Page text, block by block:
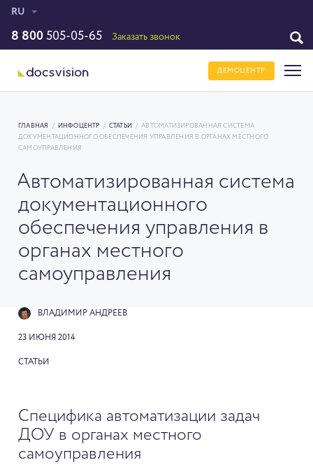
RU
8 800 505-05-65 Заказать звонок
ДЕМОЦЕНТР
ГЛАВНАЯ / ИНФОЦЕНТР / СТАТЬИ / АВТОМАТИЗИРОВАННАЯ СИСТЕМА
ДОКУМЕНТАЦИОННОГО ОБЕСПЕЧЕНИЯ УПРАВЛЕНИЯ В ОРГАНАХ МЕСТНОГО
САМОУПРАВЛЕНИЯ
Автоматизированная система
документационного
обеспечения управления в
органах местного
самоуправления
ВЛАДИМИР АНДРЕЕВ
23 ИЮНЯ 2014
СТАТЬИ
Специфика автоматизации задач
ДОУ в органах местного
самоуправления